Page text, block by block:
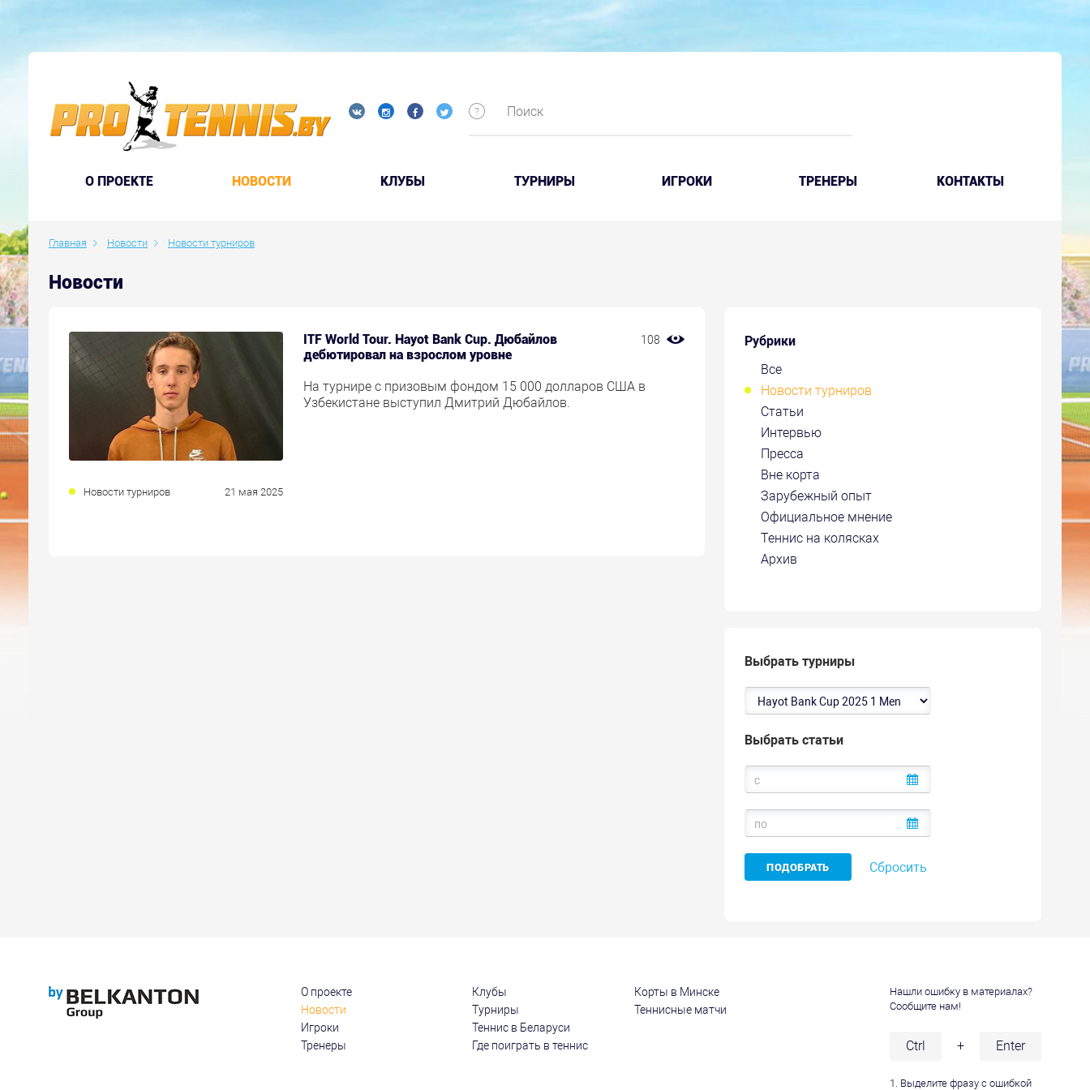
O ПРОЕКТЕ НОВОСТИ КЛУБЫ ТУРНИРЫ ИГРОКИ ТРЕНЕРЫ КОНТАКТЫ
Главная Новости Новости турниров
Новости
Рубрики
Все
Новости турниров
Статьи
Интервью
Пресса
Вне корта
Зарубежный опыт
Официальное мнение
Теннис на колясках
Архив
Выбрать турниры
Выбрать статьи
Сбросить
Новости турниров 21 мая 2025
108
ITF World Tour. Hayot Bank Cup. Дюбайлов
дебютировал на взрослом уровне
На турнире с призовым фондом 15 000 долларов США в
Узбекистане выступил Дмитрий Дюбайлов.
О проекте
Новости
Игроки
Тренеры
Клубы
Турниры
Теннис в Беларуси
Где поиграть в теннис
Корты в Минске
Теннисные матчи
Нашли ошибку в материалах?
Сообщите нам!
Ctrl + Enter
1. Выделите фразу с ошибкой